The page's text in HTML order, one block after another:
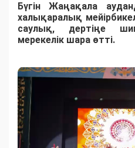
Бүгін Жаңақала
халықаралық
саулық, дертіңе
мерекелік шара өтті.